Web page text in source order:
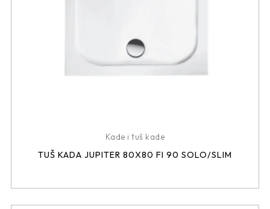
Kade i tuš kade
TUŠ KADA JUPITER 80X80 FI 90 SOLO/SLIM